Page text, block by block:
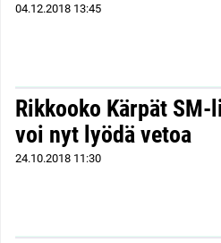
04.12.2018 13:45
Rikkooko Kärpät
voi nyt lyödä vetoa
24.10.2018 11:30